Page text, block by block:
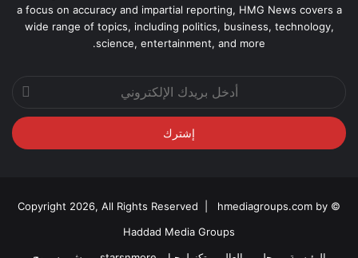
a focus on accuracy and impartial reporting, HMG News covers a
wide range of topics, including politics, business, technology,
science, entertainment, and more.
الإلكتروني
© Copyright 2026, All Rights Reserved |
hmediagroups.com by
Haddad Media Groups